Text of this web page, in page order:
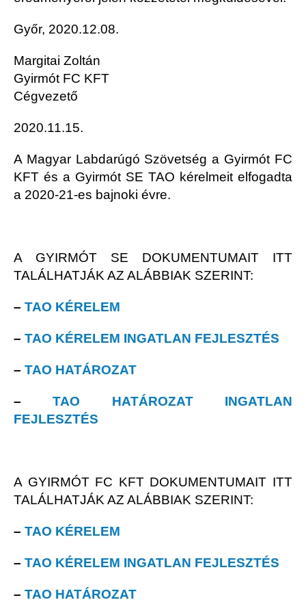
Győr, 2020.12.08.
Margitai Zoltán
Gyirmót FC KFT
Cégvezető
2020.11.15.
A Magyar Labdarúgó Szövetség a Gyirmót FC
KFT és a Gyirmót SE TAO kérelmeit elfogadta
a 2020-21-es bajnoki évre.
A GYIRMÓT SE DOKUMENTUMAIT ITT
TALÁLHATJÁK AZ ALÁBBIAK SZERINT:
– TAO KÉRELEM
– TAO KÉRELEM INGATLAN FEJLESZTÉS
– TAO HATÁROZAT
–TAO HATÁROZAT INGATLAN
FEJLESZTÉS
A GYIRMÓT FC KFT DOKUMENTUMAIT ITT
TALÁLHATJÁK AZ ALÁBBIAK SZERINT:
– TAO KÉRELEM
– TAO KÉRELEM INGATLAN FEJLESZTÉS
– TAO HATÁROZAT